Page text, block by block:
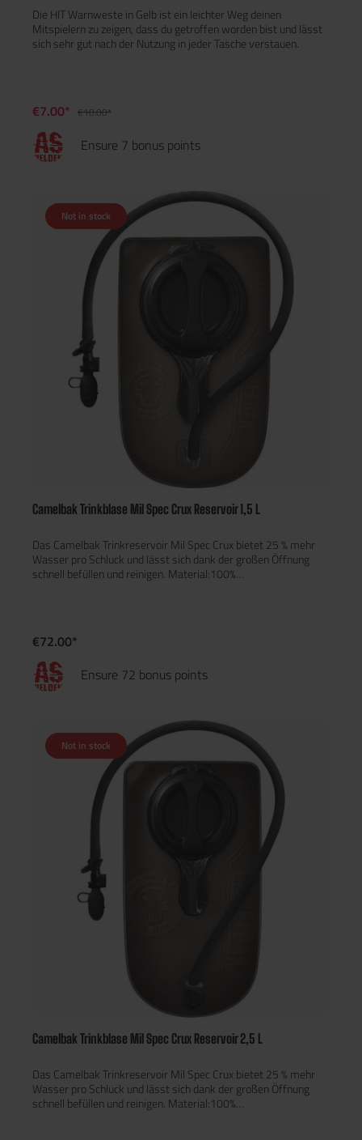
Die HIT Warnweste in Gelb ist ein leichter Weg deinen
Mitspielern zu zeigen, dass du getroffen worden bist und lässt
sich sehr gut nach der Nutzung in jeder Tasche verstauen.
€7.00* €10.00*
Ensure 7 bonus points
Not in stock
Camelbak Trinkblase Mil Spec Crux Reservoir 1,5 L
Das Camelbak Trinkreservoir Mil Spec Crux bietet 25 % mehr
Wasser pro Schluck und lässt sich dank der großen Öffnung
schnell befüllen und reinigen. Material:100%
Schlauchabdeckung zur Temperaturerhaltung und UV-Schutz
des SchlauchsSelbstschließendes Beißventil, das sich nach
jedem Gebrauch versiegeltEasy Open Verschlusskappe hält das
Beißventil sauber und dichtErgonomischer Füllgriff für
1,5 LiterAbmessungen: ca. 30 x 19 x 4 cmGewicht: ca. 220 g
€72.00*
Ensure 72 bonus points
Not in stock
Camelbak Trinkblase Mil Spec Crux Reservoir 2,5 L
Das Camelbak Trinkreservoir Mil Spec Crux bietet 25 % mehr
Wasser pro Schluck und lässt sich dank der großen Öffnung
schnell befüllen und reinigen. Material:100%